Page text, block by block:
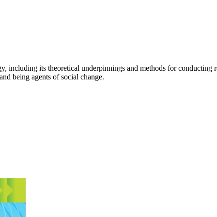
including its theoretical underpinnings and methods for
being agents of social change.